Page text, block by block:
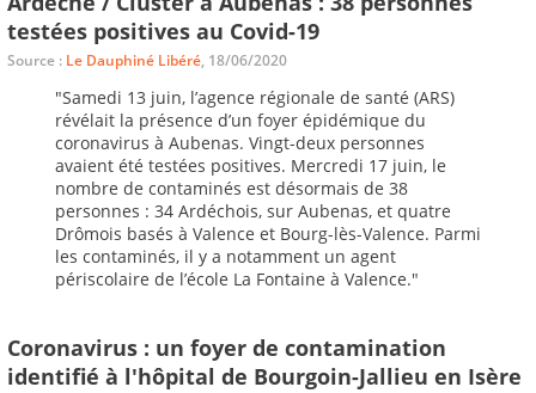
testées positives au Covid-19
Source : Le Dauphiné Libéré, 18/06/2020
"Samedi 13 juin, l’agence régionale de santé (ARS)
révélait la présence d’un foyer épidémique du
coronavirus à Aubenas. Vingt-deux personnes
avaient été testées positives. Mercredi 17 juin, le
nombre de contaminés est désormais de 38
personnes : 34 Ardéchois, sur Aubenas, et quatre
Drômois basés à Valence et Bourg-lès-Valence. Parmi
les contaminés, il y a notamment un agent
périscolaire de l’école La Fontaine à Valence."
Coronavirus : un foyer de contamination
identifié à l'hôpital de Bourgoin-Jallieu en Isère